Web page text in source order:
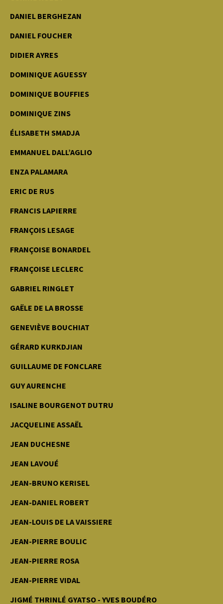
DANIEL BERGHEZAN
DANIEL FOUCHER
DIDIER AYRES
DOMINIQUE AGUESSY
DOMINIQUE BOUFFIES
DOMINIQUE ZINS
ÉLISABETH SMADJA
EMMANUEL DALL’AGLIO
ENZA PALAMARA
ERIC DE RUS
FRANCIS LAPIERRE
FRANÇOIS LESAGE
FRANÇOISE BONARDEL
FRANÇOISE LECLERC
GABRIEL RINGLET
GAËLE DE LA BROSSE
GENEVIÈVE BOUCHIAT
GÉRARD KURKDJIAN
GUILLAUME DE FONCLARE
GUY AURENCHE
ISALINE BOURGENOT DUTRU
JACQUELINE ASSAËL
JEAN DUCHESNE
JEAN LAVOUÉ
JEAN-BRUNO KERISEL
JEAN-DANIEL ROBERT
JEAN-LOUIS DE LA VAISSIERE
JEAN-PIERRE BOULIC
JEAN-PIERRE ROSA
JEAN-PIERRE VIDAL
JIGMÉ THRINLÉ GYATSO - YVES BOUDÉRO